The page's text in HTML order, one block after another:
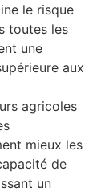
le risque
toutes les
une
aux
agricoles
mieux les
de
un